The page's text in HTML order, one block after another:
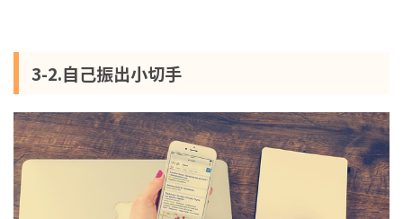
3-2.自己振出小切手